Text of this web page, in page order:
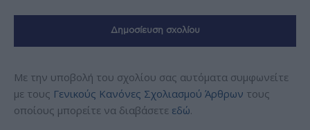
Με την υποβολή του σχολίου σας αυτόματα συμφωνείτε
με τους Γενικούς Κανόνες Σχολιασμού Άρθρων τους
οποίους μπορείτε να διαβάσετε εδώ.